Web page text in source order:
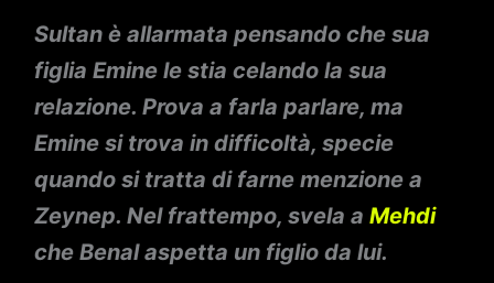
Sultan è allarmata pensando che sua
figlia Emine le stia celando la sua
relazione. Prova a farla parlare, ma
Emine si trova in difficoltà, specie
quando si tratta di farne menzione a
Zeynep. Nel frattempo, svela a Mehdi
che Benal aspetta un figlio da lui.